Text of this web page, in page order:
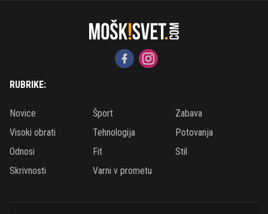
RUBRIKE:
Novice Šport
Zabava
Visoki obrati
Tehnologija
Potovanja
Odnosi
Fit
Stil
Skrivnosti
Varni v prometu